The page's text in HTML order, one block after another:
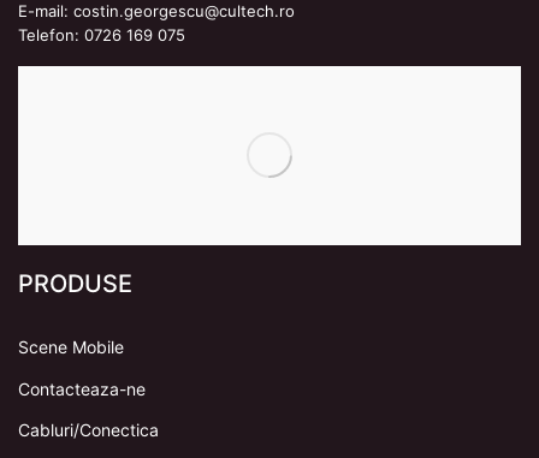
E-mail: costin.georgescu@cultech.ro
Telefon: 0726 169 075
PRODUSE
Scene Mobile
Contacteaza-ne
Cabluri/Conectica